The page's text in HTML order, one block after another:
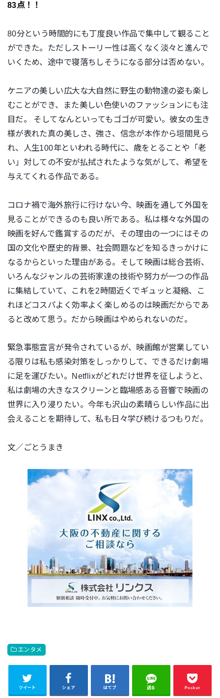
83点！！
80分という時間的にも丁度良い作品で集中して観ること
ができた。ただしストーリー性は高くなく淡々と進んで
いくため、途中で寝落ちしそうになる部分は否めない。
ケニアの美しい広大な大自然に野生の動物達の姿も楽し
むことができ、また美しい色使いのファッションにも注
目だ。 そしてなんといってもゴゴが可愛い。彼女の生き
様が表れた真の美しさ、強さ、信念が本作から垣間見ら
れ、人生100年といわれる時代に、歳をとることや「老
い」対しての不安が払拭されたような気がして、希望を
与えてくれる作品である。
コロナ禍で海外旅行に行けない今、映画を通して外国を
見ることができるのも良い所である。私は様々な外国の
映画を好んで鑑賞するのだが、その理由の一つにはその
国の文化や歴史的背景、社会問題などを知るきっかけに
なるからといった理由がある。そして映画は総合芸術、
いろんなジャンルの芸術家達の技術や努力が一つの作品
に集結していて、これを2時間近くでギュッと凝縮、こ
れほどコスパよく効率よく楽しめるのは映画だからであ
ると改めて思う。だから映画はやめられないのだ。
緊急事態宣言が発令されているが、映画館が営業してい
る限りは私も感染対策をしっかりして、できるだけ劇場
に足を運びたい。Netflixがどれだけ世界を征しようと、
私は劇場の大きなスクリーンと臨場感ある音響で映画の
世界に入り浸り たい。今年も沢山の素晴らしい作品に出
会えることを期待して、私も日々学び続けるつもりだ。
文／ごとうまき
エンタメ
ツイート シェア はてブ 送る Pocket